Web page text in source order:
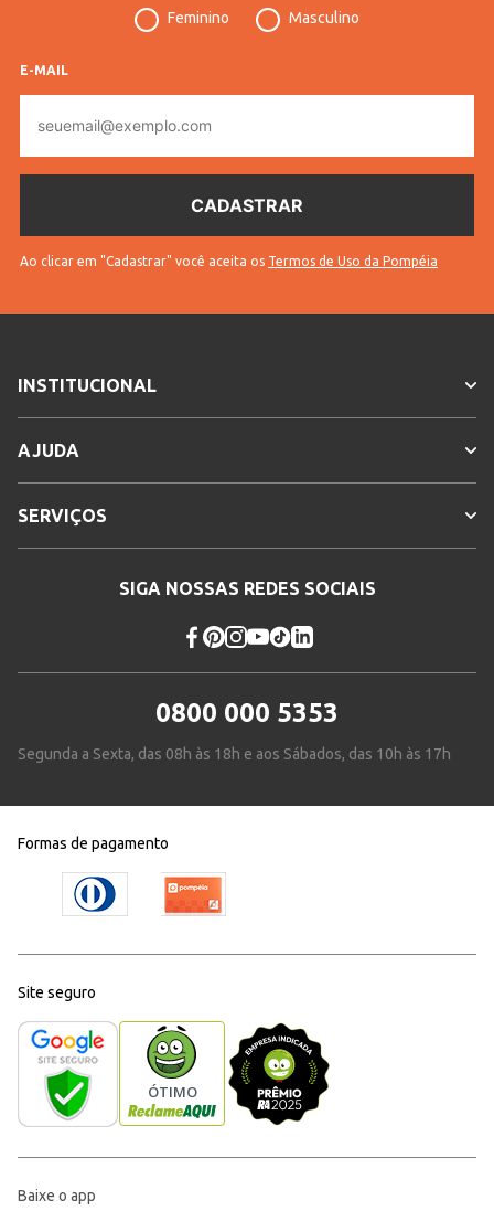
Feminino Masculino
E-MAIL
mail
Ao clicar em "Cadastrar" você aceita os Termos de Uso da Pompéia
INSTITUCIONAL
AJUDA
SERVIÇOS
SIGA NOSSAS REDES SOCIAIS
0800 000 5353
Segunda a Sexta, das 08h às 18h e aos Sábados, das 10h às 17h
Formas de pagamento
Site seguro
Baixe o app